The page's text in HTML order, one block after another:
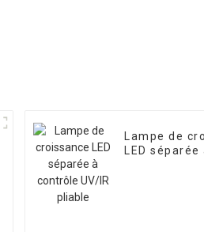
Lampe de
LED